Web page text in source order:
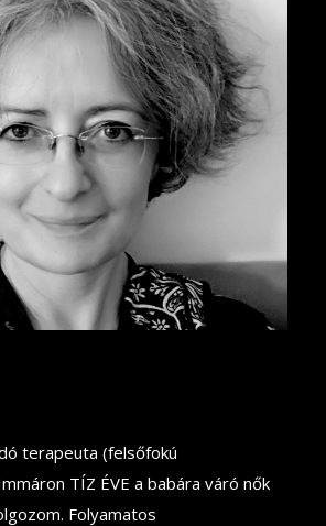
terapeuta (felsőfokú
TÍZ ÉVE a babára váró nők
Folyamatos